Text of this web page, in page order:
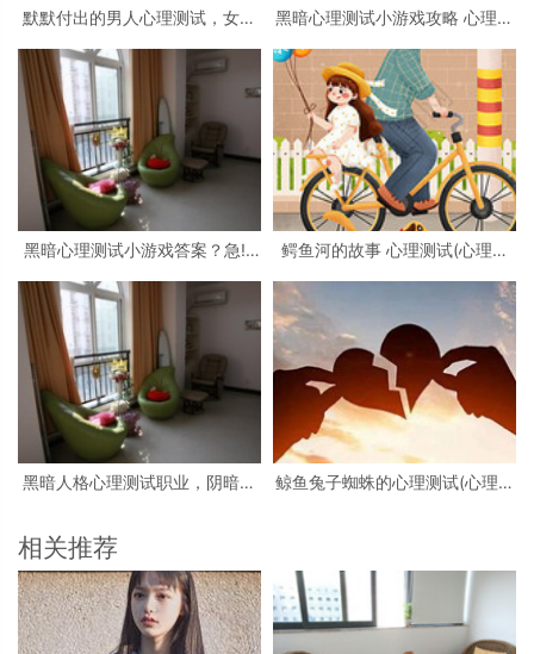
默默付出的男人心理测试，女生
黑暗心理测试小游戏攻略 心理测
黑暗心理测试小游戏答案？急!!!
鳄鱼河的故事 心理测试(心理测
黑暗人格心理测试职业，阴暗人
鲸鱼兔子蜘蛛的心理测试(心理测
相关推荐